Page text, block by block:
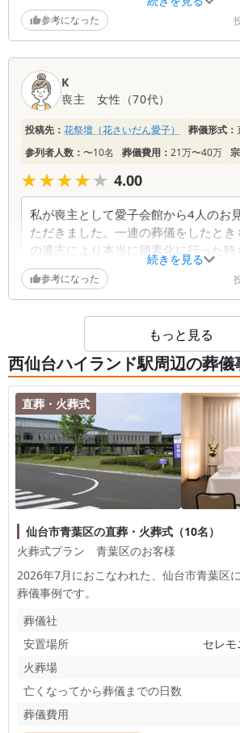
ざいました。
ありがとうございます。 これま
こと、心より感謝申し上げます。
になれることがございましたら、
声がけください。 改めまして、
りがとうございました。
参考になった
続きを見る
K
喪主
女性 （70代）
投稿先： 花祭壇（花さいだん愛子） 葬儀形式：
参列者人数： 〜10名 葬儀費用： 21万〜40万
★★★★★
★★★★★ 4.00
私が喪主として愛子会館から4人のお
ただきました。一連の葬儀をしたとき
の遺志により本当に簡素化に行った
心のこもった対応に感謝しかありませ
れのお花もありがとうございました。
葬儀社からの返信コメント
このたびは温かいなお言葉をいた
とうございます。 これまで幾度
お見送りをお任せいただき、ま
遺志に沿ったかたちでお手伝い
より光栄に存じます。ささやかで
最後のお花もお心に添うことが
幸いです。 改めまして、このた
うございました。
参考になった
もっと見る
西仙台ハイランド駅周辺の葬儀
直葬・火葬式
仙台市青葉区の直葬・火葬式（10名）
火葬式プラン 青葉区のお客様
2026年7月におこなわれた、 仙台市青葉区
葬儀事例です。
葬儀社
安置場所
セレ
火葬場
亡くなってから葬儀までの日数
葬儀費用